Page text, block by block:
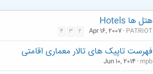
هتل ها Hotels
PATRIOT
Apr 16, 2007
2
3
4
فهرست تاپیک های تالار معماری اقامتی
mpb
Jun 10, 2014